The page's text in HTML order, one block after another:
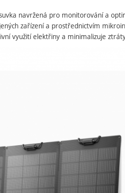
navržená pro monitorování a
zařízení a prostřednictvím
využití elektřiny a minimalizuje